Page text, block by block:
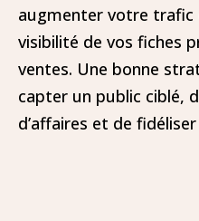
augmenter votre trafic
visibilité de vos fiches
ventes. Une bonne
capter un public ciblé,
d’affaires et de